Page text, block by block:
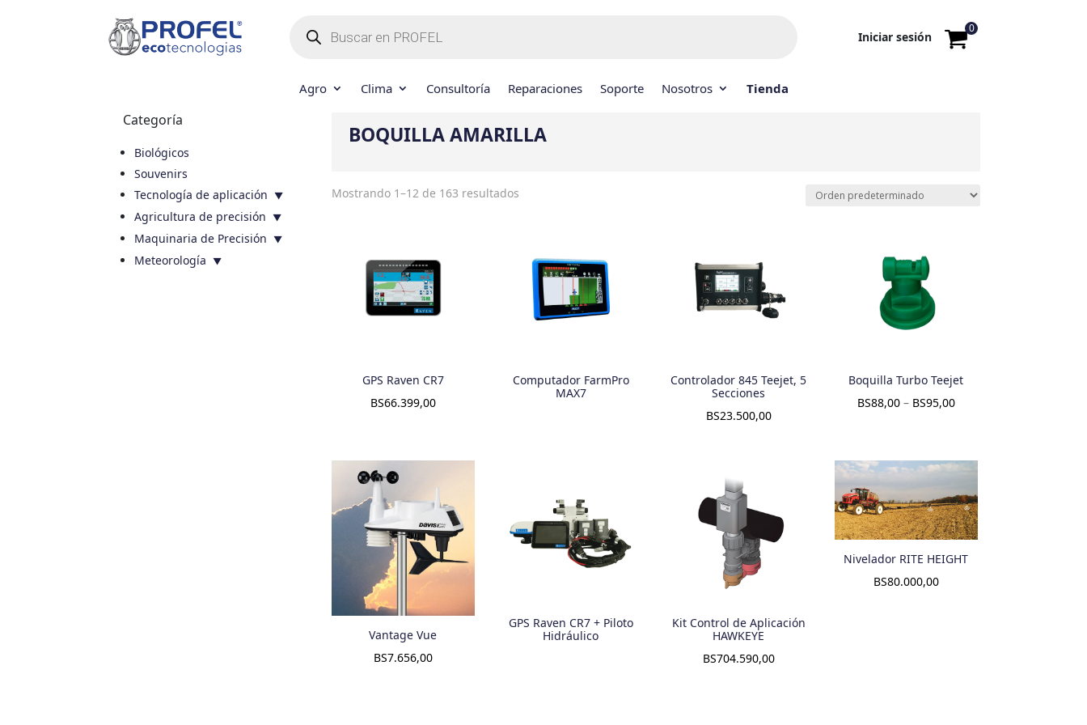
productos Iniciar sesión
0
Agro Clima Consultoría Reparaciones Soporte Nosotros Tienda
Categoría
Biológicos
Souvenirs
Tecnología de aplicación
Agricultura de precisión
Maquinaria de Precisión
Meteorología
BOQUILLA AMARILLA
Mostrando 1–12 de 163 resultados
GPS Raven CR7
BS66.399,00
Computador FarmPro
MAX7
Controlador 845 Teejet, 5
Secciones
BS23.500,00
Boquilla Turbo Teejet
BS88,00– BS95,00
Vantage Vue
BS7.656,00
GPS Raven CR7 + Piloto
Hidráulico
Kit Control de Aplicación
HAWKEYE
BS704.590,00
Nivelador RITE HEIGHT
BS80.000,00